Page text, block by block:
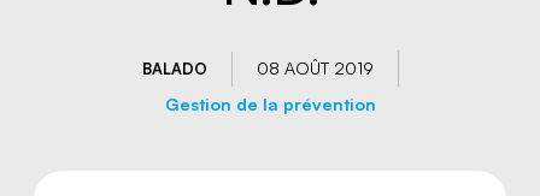
BALADO
08 AOÛT 2019
Gestion de la prévention